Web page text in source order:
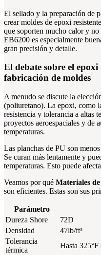
El sellado y la preparación de
crear moldes de epoxi
que soporten mucho calor y
EB6200 es especialmente
gran precisión y detalle.
El debate sobre el
fabricación de moldes
A menudo se discute la
(poliuretano). La epoxi, como
resistencia y tolerancia a altas
proyectos aeroespaciales y de
temperaturas.
Las planchas de PU son
Se curan más lentamente y
temperaturas. Esto puede
Veamos por qué Materiales
son eficientes. Estas son sus
Parámetro
Dureza Shore
72D
Densidad
47lb/ft³
Tolerancia
térmica
Hasta 325°F